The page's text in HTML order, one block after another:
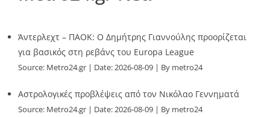
Άντερλεχτ – ΠΑΟΚ: Ο Δημήτρης Γιαννούλης προορίζεται
για βασικός στη ρεβάνς του Europa League
Source: Metro24.gr Date: 2026-08-09 By metro24
Αστρολογικές προβλέψεις από τον Νικόλαο Γεννηματά
Source: Metro24.gr Date: 2026-08-09 By metro24